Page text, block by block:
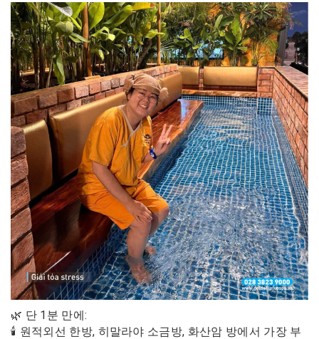
🌿 단 1분 만에:
🕯 원적외선 한방, 히말라야 소금방, 화산암 방에서 가장 부